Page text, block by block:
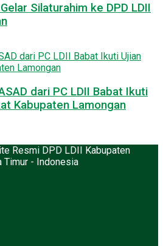
Silaturahim ke DPD LDII
dari PC LDII Babat Ikuti
Kabupaten Lamongan
Resmi DPD LDII Kabupaten
Timur - Indonesia